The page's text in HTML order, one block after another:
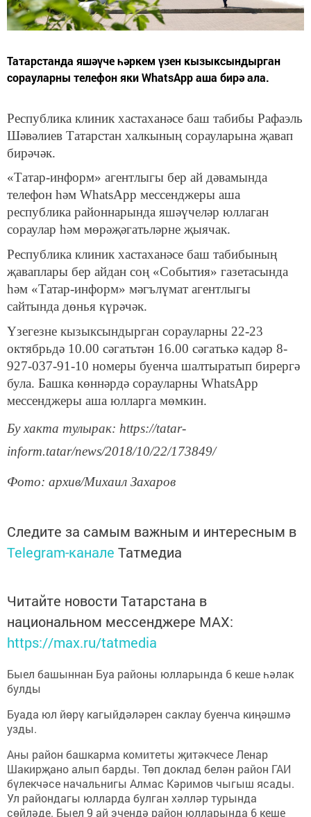
Татарстанда яшәүче һәркем үзен кызыксындырган
сорауларны телефон яки WhatsApp аша бирә ала.
Республика клиник хастаханәсе баш табибы Рафаэль
Шәвәлиев Татарстан халкының сорауларына җавап
бирәчәк.
«Татар-информ» агентлыгы бер ай дәвамында
телефон һәм WhatsApp мессенджеры аша
республика районнарында яшәүчеләр юллаган
сораулар һәм мөрәҗәгатьләрне җыячак.
Республика клиник хастаханәсе баш табибының
җаваплары бер айдан соң «События» газетасында
һәм «Татар-информ» мәгълүмат агентлыгы
сайтында дөнья күрәчәк.
Үзегезне кызыксындырган сорауларны 22-23
октябрьдә 10.00 сәгатьтән 16.00 сәгатькә кадәр 8-
927-037-91-10 номеры буенча шалтыратып бирергә
була. Башка көннәрдә сорауларны WhatsApp
мессенджеры аша юлларга мөмкин.
Бу хакта тулырак: https://tatar-
inform.tatar/news/2018/10/22/173849/
Фото: архив/Михаил Захаров
Следите за самым важным и интересным в
Telegram-канале Татмедиа
Читайте новости Татарстана в
национальном мессенджере MАХ:
https://max.ru/tatmedia
Быел башыннан Буа районы юлларында 6 кеше һәлак
булды
Буада юл йөрү кагыйдәләрен саклау буенча киңәшмә
узды.
Аны район башкарма комитеты җитәкчесе Ленар
Шакирҗано алып барды. Төп доклад белән район ГАИ
бүлекчәсе начальнигы Алмас Кәримов чыгыш ясады.
Ул райондагы юлларда булган хәлләр турында
сөйләде. Быел 9 ай эчендә район юлларында 6 кеше